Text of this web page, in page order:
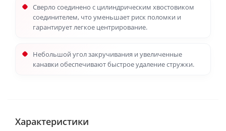
Сверло соединено с цилиндрическим хвостовиком
соединителем, что уменьшает риск поломки и
гарантирует легкое центрирование.
Небольшой угол закручивания и увеличенные
канавки обеспечивают быстрое удаление стружки.
Характеристики